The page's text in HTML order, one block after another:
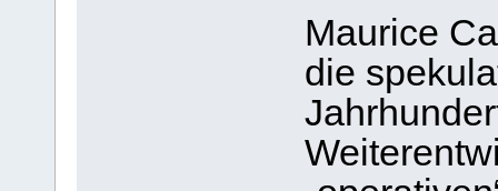
Maurice
die